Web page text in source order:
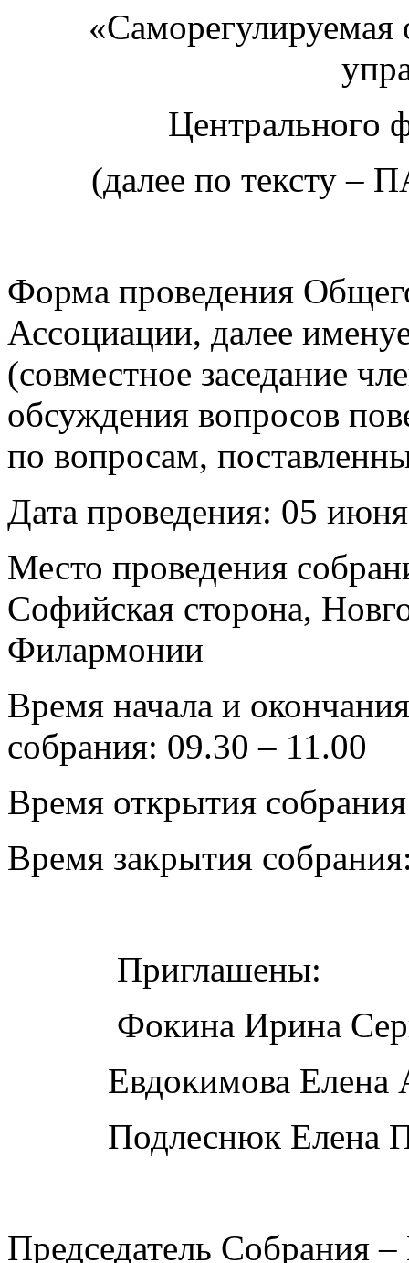
Центрального
(далее по тексту
Форма проведения
Ассоциации, далее
(совместное заседание
обсуждения вопросов
по вопросам,
Дата проведения: 05
Место проведения
Софийская сторона,
Филармонии
Время начала и
собрания: 09.30 – 11.00
Время открытия
Время закрытия
Приглашены:
Фокина Ирина
Евдокимова Елена
Подлеснюк Елена
Председатель Собрания –